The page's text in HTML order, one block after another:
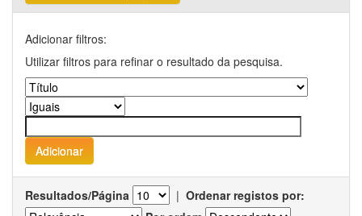
Adicionar filtros:
Utilizar filtros para refinar o resultado da pesquisa.
Resultados/Página | Ordenar registos por: